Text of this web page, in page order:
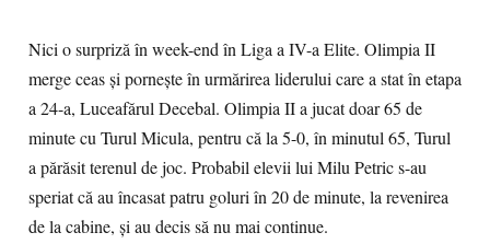
Nici o surpriză în week-end în Liga a IV-a Elite. Olimpia II
merge ceas şi porneşte în urmărirea liderului care a stat în etapa
a 24-a, Luceafărul Decebal. Olimpia II a jucat doar 65 de
minute cu Turul Micula, pentru că la 5-0, în minutul 65, Turul
a părăsit terenul de joc. Probabil elevii lui Milu Petric s-au
speriat că au încasat patru goluri în 20 de minute, la revenirea
de la cabine, şi au decis să nu mai continue.